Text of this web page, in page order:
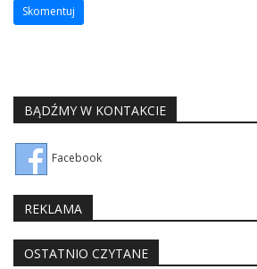
BĄDŹMY W KONTAKCIE
Facebook
REKLAMA
OSTATNIO CZYTANE